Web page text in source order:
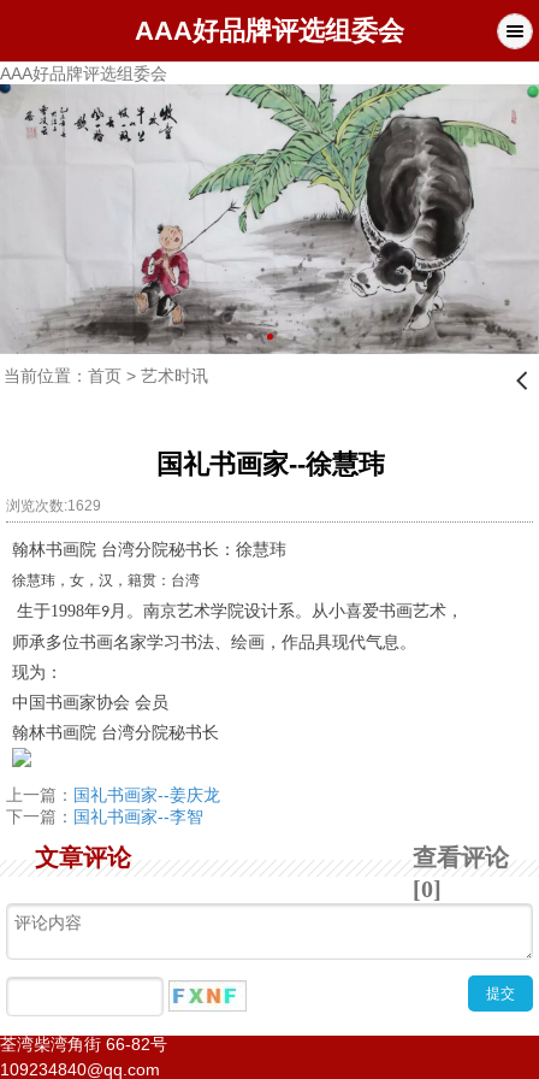
AAA好品牌评选组委会
AAA好品牌评选组委会
当前位置： 首页> 艺术时讯 󰊒
国礼书画家--徐慧玮
浏览次数:1629
翰林书画院 台湾分院秘书长 ：徐慧玮
徐慧玮，女，汉，籍贯：台湾
生于1998年9月。南京艺术学院设计系。从小喜爱书画艺术，
师承多位书画名家学习书法、绘画，作品具现代气息。
现为：
中国书画家协会 会员
翰林书画院 台湾分院秘书长
上一篇： 国礼书画家--姜庆龙
下一篇： 国礼书画家--李智
查看评论
[0]
文章评论
荃湾柴湾角街 66-82号
109234840@qq.com